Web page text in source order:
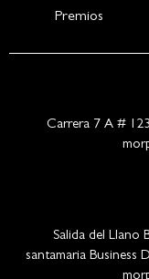
Premios
Carrera 7 A #
Salida del Llano
santamaria Business